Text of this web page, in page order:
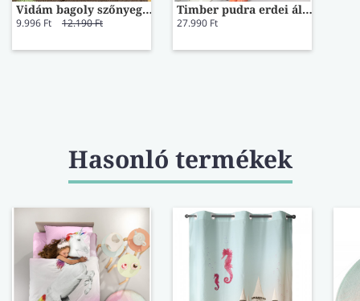
Vidám bagoly szőnyeg 70x200
9.996 Ft 12.190 Ft
Timber pudra erdei állatkás készfüggöny
27.990 Ft
Hasonló termékek